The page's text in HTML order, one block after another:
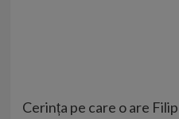
Cerința pe care o are